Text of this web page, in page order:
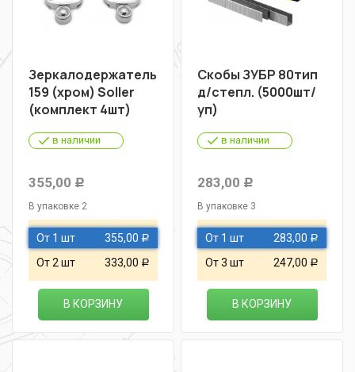
Зеркалодержатель
159 (хром) Soller
(комплект 4шт)
в наличии
355,00 Р
В упаковке 2
От 1 шт 355,00 Р
От 2 шт 333,00 Р
В КОРЗИНУ
Скобы ЗУБР 80тип
д/степл. (5000шт/
уп)
в наличии
283,00 Р
В упаковке 3
От 1 шт 283,00 Р
От 3 шт 247,00 Р
В КОРЗИНУ